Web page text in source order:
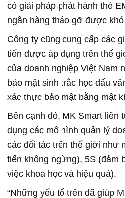
có giải pháp phát hành thẻ
ngân hàng tháo gỡ được
Công ty cũng cung cấp các
tiến được áp dụng trên thế
của doanh nghiệp Việt Nam
bảo mật sinh trắc học dấu
xác thực bảo mật bằng mật
Bên cạnh đó, MK Smart liên
dụng các mô hình quản lý
các đối tác trên thế giới như
tiến không ngừng), 5S (đảm
việc khoa học và hiệu quả).
“Những yếu tố trên đã giúp